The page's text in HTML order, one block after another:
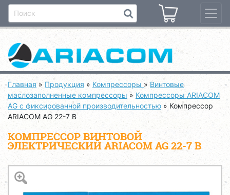
Главная » Продукция » Компрессоры » Винтовые
маслозаполненные компрессоры » Компрессоры ARIACOM
AG с фиксированной производительностью » Компрессор
ARIACOM AG 22-7 B
КОМПРЕССОР ВИНТОВОЙ
ЭЛЕКТРИЧЕСКИЙ ARIACOM AG 22-7 B